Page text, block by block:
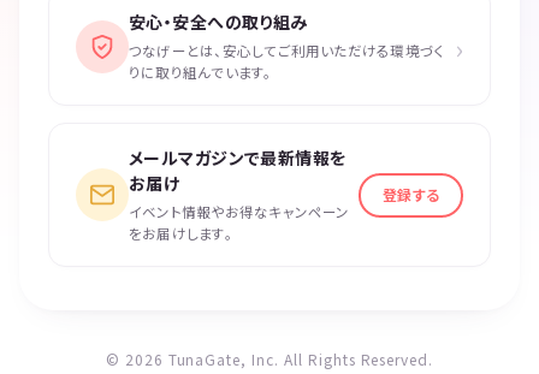
安心・安全への取り組み
つなげーとは、安心してご利用いただける環境づく
りに取り組んでいます。
›
メールマガジンで最新情報を
お届け
イベント情報やお得なキャンペーン
をお届けします。
登録する
© 2026 TunaGate, Inc. All Rights Reserved.